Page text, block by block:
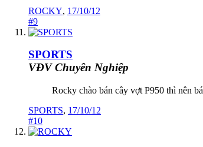
ROCKY, 17/10/12
#9
SPORTS
VĐV Chuyên Nghiệp
Rocky chào bán cây vợt P950 thì nên
SPORTS, 17/10/12
#10